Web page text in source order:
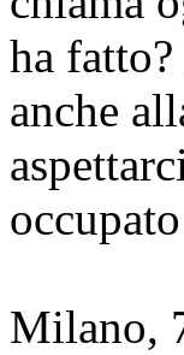
ha
anche
Milano,